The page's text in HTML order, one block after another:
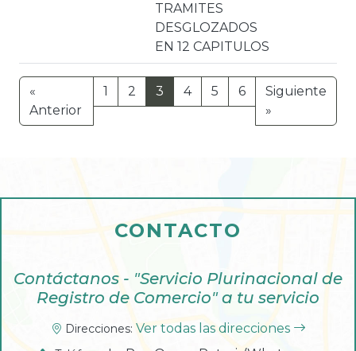
TRAMITES
DESGLOZADOS
EN 12 CAPITULOS
«
Anterior
1 2 3 4 5 6
Siguiente
»
CONTACTO
Contáctanos - "Servicio Plurinacional de
Registro de Comercio" a tu servicio
Direcciones: Ver todas las direcciones